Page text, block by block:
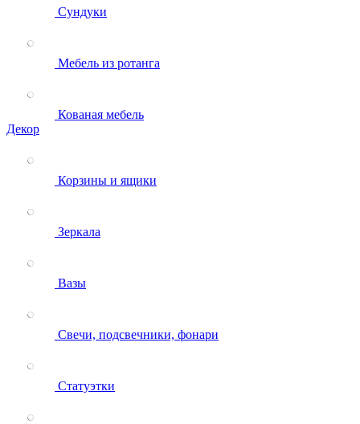
Сундуки
Мебель из ротанга
Кованая мебель
Декор
Корзины и ящики
Зеркала
Вазы
Свечи, подсвечники, фонари
Статуэтки